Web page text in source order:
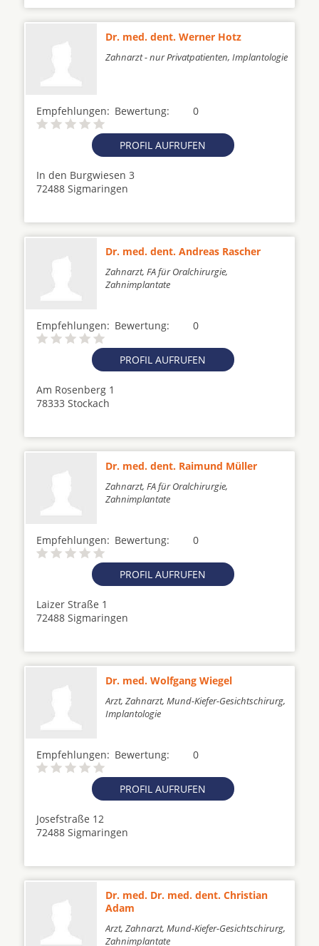
Dr. med. dent. Werner Hotz
Zahnarzt - nur Privatpatienten, Implantologie
Empfehlungen: 0
Bewertung:
PROFIL AUFRUFEN
In den Burgwiesen 3
72488 Sigmaringen
Dr. med. dent. Andreas Rascher
Zahnarzt, FA für Oralchirurgie,
Zahnimplantate
Empfehlungen: 0
Bewertung:
PROFIL AUFRUFEN
Am Rosenberg 1
78333 Stockach
Dr. med. dent. Raimund Müller
Zahnarzt, FA für Oralchirurgie,
Zahnimplantate
Empfehlungen: 0
Bewertung:
PROFIL AUFRUFEN
Laizer Straße 1
72488 Sigmaringen
Dr. med. Wolfgang Wiegel
Arzt, Zahnarzt, Mund-Kiefer-Gesichtschirurg,
Implantologie
Empfehlungen: 0
Bewertung:
PROFIL AUFRUFEN
Josefstraße 12
72488 Sigmaringen
Dr. med. Dr. med. dent. Christian
Adam
Arzt, Zahnarzt, Mund-Kiefer-Gesichtschirurg,
Zahnimplantate